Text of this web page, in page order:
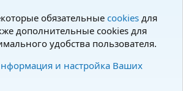
DCom
обязательные cookies для
дополнительные cookies для
удобства пользователя.
и настройка Ваших